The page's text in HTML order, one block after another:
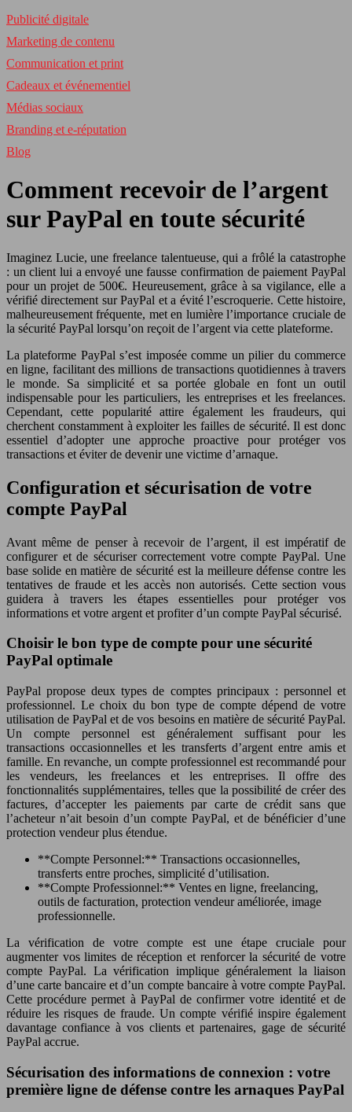
Publicité digitale
Marketing de contenu
Communication et print
Cadeaux et événementiel
Médias sociaux
Branding et e-réputation
Blog
Comment recevoir de l’argent
sur PayPal en toute sécurité
Imaginez Lucie, une freelance talentueuse, qui a frôlé la catastrophe
: un client lui a envoyé une fausse confirmation de paiement PayPal
pour un projet de 500€. Heureusement, grâce à sa vigilance, elle a
vérifié directement sur PayPal et a évité l’escroquerie. Cette histoire,
malheureusement fréquente, met en lumière l’importance cruciale de
la sécurité PayPal lorsqu’on reçoit de l’argent via cette plateforme.
La plateforme PayPal s’est imposée comme un pilier du commerce
en ligne, facilitant des millions de transactions quotidiennes à travers
le monde. Sa simplicité et sa portée globale en font un outil
indispensable pour les particuliers, les entreprises et les freelances.
Cependant, cette popularité attire également les fraudeurs, qui
cherchent constamment à exploiter les failles de sécurité. Il est donc
essentiel d’adopter une approche proactive pour protéger vos
transactions et éviter de devenir une victime d’arnaque.
Configuration et sécurisation de votre
compte PayPal
Avant même de penser à recevoir de l’argent, il est impératif de
configurer et de sécuriser correctement votre compte PayPal. Une
base solide en matière de sécurité est la meilleure défense contre les
tentatives de fraude et les accès non autorisés. Cette section vous
guidera à travers les étapes essentielles pour protéger vos
informations et votre argent et profiter d’un compte PayPal sécurisé.
Choisir le bon type de compte pour une sécurité
PayPal optimale
PayPal propose deux types de comptes principaux : personnel et
professionnel. Le choix du bon type de compte dépend de votre
utilisation de PayPal et de vos besoins en matière de sécurité PayPal.
Un compte personnel est généralement suffisant pour les
transactions occasionnelles et les transferts d’argent entre amis et
famille. En revanche, un compte professionnel est recommandé pour
les vendeurs, les freelances et les entreprises. Il offre des
fonctionnalités supplémentaires, telles que la possibilité de créer des
factures, d’accepter les paiements par carte de crédit sans que
l’acheteur n’ait besoin d’un compte PayPal, et de bénéficier d’une
protection vendeur plus étendue.
**Compte Personnel:** Transactions occasionnelles,
transferts entre proches, simplicité d’utilisation.
**Compte Professionnel:** Ventes en ligne, freelancing,
outils de facturation, protection vendeur améliorée, image
professionnelle.
La vérification de votre compte est une étape cruciale pour
augmenter vos limites de réception et renforcer la sécurité de votre
compte PayPal. La vérification implique généralement la liaison
d’une carte bancaire et d’un compte bancaire à votre compte PayPal.
Cette procédure permet à PayPal de confirmer votre identité et de
réduire les risques de fraude. Un compte vérifié inspire également
davantage confiance à vos clients et partenaires, gage de sécurité
PayPal accrue.
Sécurisation des informations de connexion : votre
première ligne de défense contre les arnaques PayPal